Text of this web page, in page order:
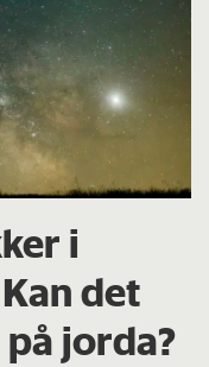
i
det
jorda?